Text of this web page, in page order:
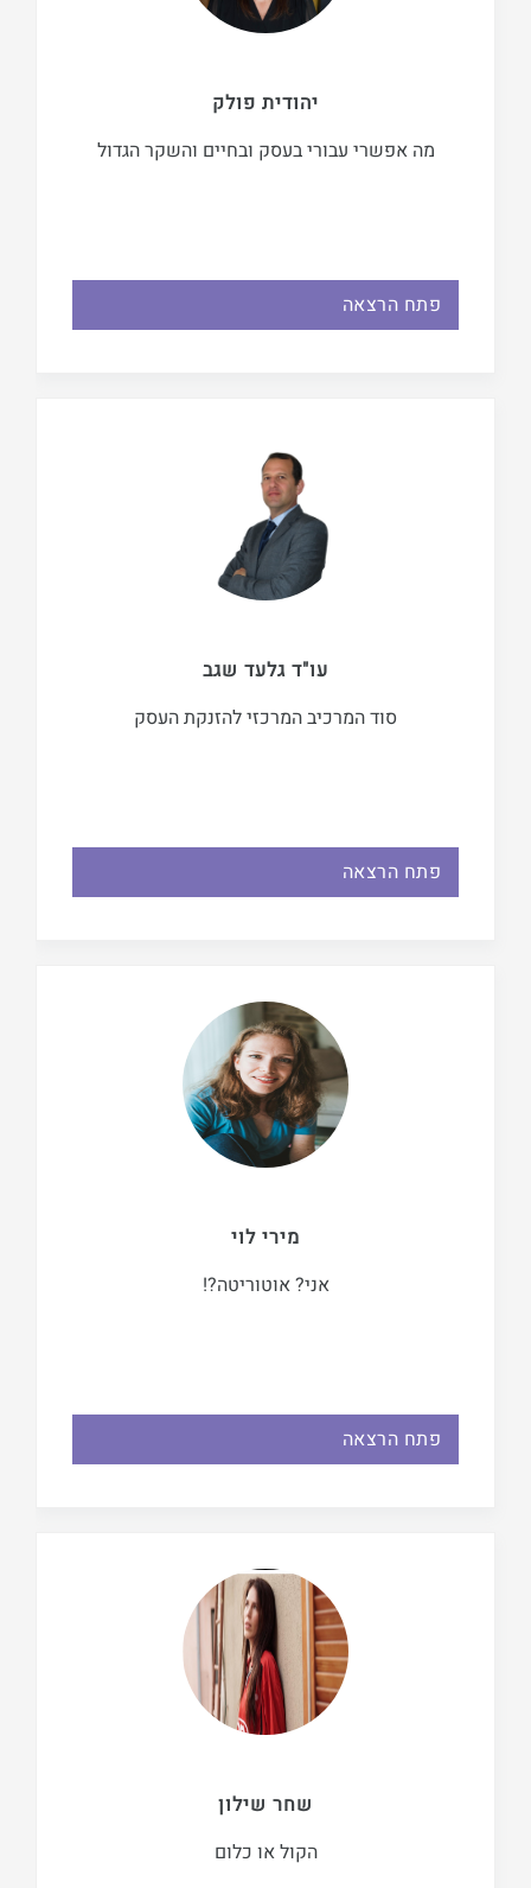
יהודית פולק
מה אפשרי עבורי בעסק ובחיים והשקר הגדול
פתח הרצאה
עו"ד גלעד שגב
סוד המרכיב המרכזי להזנקת העסק
פתח הרצאה
מירי לוי
אני? אוטוריטה?!
פתח הרצאה
שחר שילון
הקול או כלום